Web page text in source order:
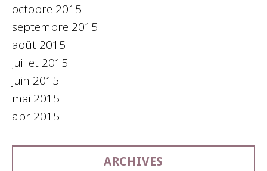
octobre 2015
septembre 2015
août 2015
juillet 2015
juin 2015
mai 2015
apr 2015
ARCHIVES